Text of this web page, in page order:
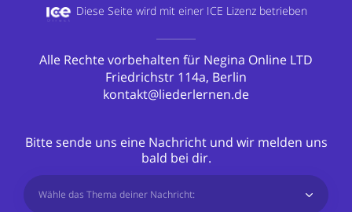
Bitte sende uns eine Nachricht und wir melden uns
bald bei dir.
Wähle das Thema deiner Nachricht:
Diese Seite wird mit einer ICE Lizenz betrieben
Alle Rechte vorbehalten für Negina Online LTD
Friedrichstr 114a, Berlin
kontakt@liederlernen.de